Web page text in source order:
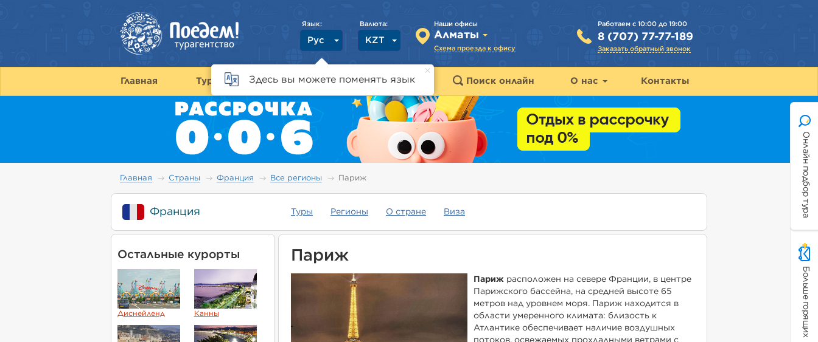
Работаем с 10:00 до 19:00
8 (707) 77-77-189
Заказать обратный звонок
Наши офисы
Алматы
Схема проезда к офису
Валюта:
KZT
Язык:
Рус
Здесь вы можете поменять язык
Главная Туры Страны Горящие туры Поиск онлайн О нас Контакты
Онлайн подбор тура
Больше горящих
Главная Страны Франция Все регионы Париж
Франция Туры Регионы О стране Виза
Остальные курорты
Диснейленд Канны
Париж
Париж расположен на севере Франции, в центре
Парижского бассейна, на средней высоте 65
метров над уровнем моря. Париж находится в
области умеренного климата: близость к
Атлантике обеспечивает наличие воздушных
потоков, освежаемых прохладными ветрами с